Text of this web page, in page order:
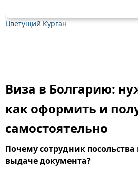
Цветущий Курган
Виза в Болгарию:
как оформить и
самостоятельно
Почему сотрудник
выдаче документа?